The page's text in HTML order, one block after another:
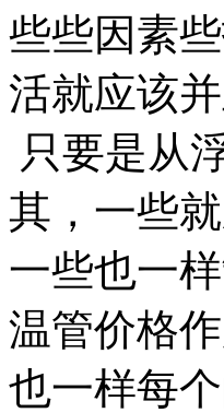
些些因素
活就应该
只要是从
其，一些
一些也一
温管价格
也一样每